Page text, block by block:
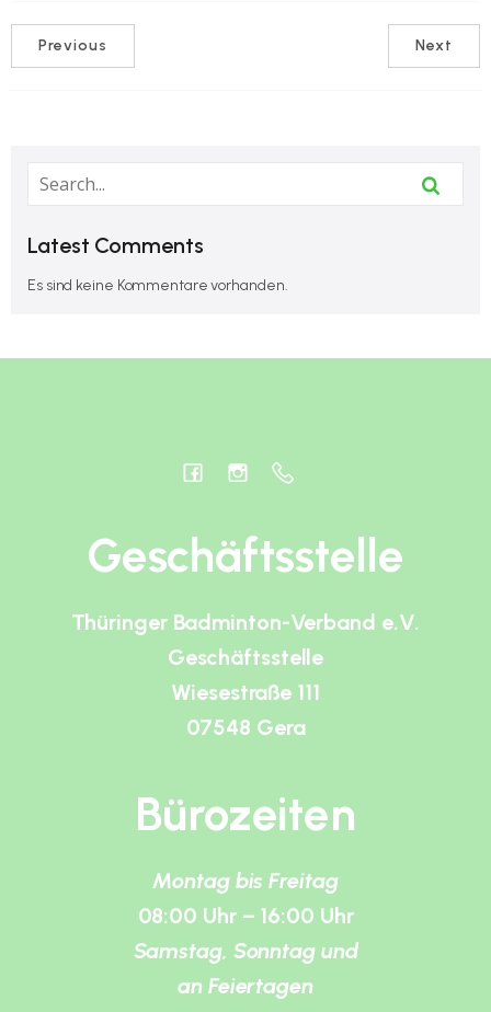
Previous Next
Latest Comments
Es sind keine Kommentare vorhanden.
Geschäftsstelle
Thüringer Badminton-Verband e.V.
Geschäftsstelle
Wiesestraße 111
07548 Gera
Bürozeiten
Montag bis Freitag
08:00 Uhr – 16:00 Uhr
Samstag, Sonntag und
an Feiertagen